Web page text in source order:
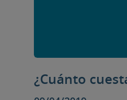
¿Cuánto